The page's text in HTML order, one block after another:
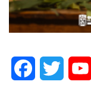
FacebookTwitter